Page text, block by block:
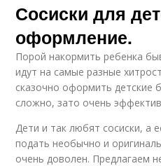
Сосиски для
оформление.
Порой накормить ребенка
идут на самые разные
сказочно оформить детские
сложно, зато очень
Дети и так любят сосиски, а
подать необычно и
очень доволен. Предлагаем